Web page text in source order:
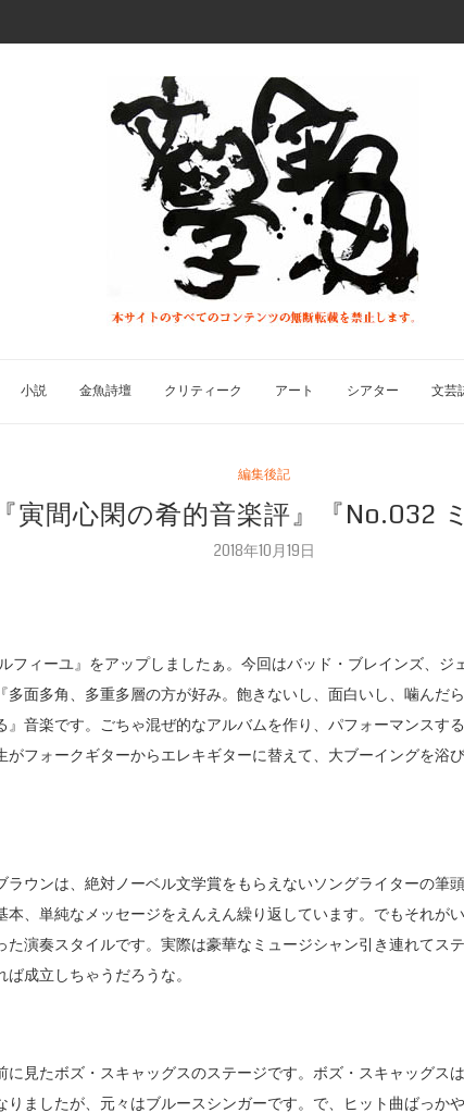
小説 金魚詩壇 クリティーク アート シアター 文芸
編集後記
寅間心閑の肴的音楽評』『No.032
2018年10月19日
フィーユ』をアップしましたぁ。今回はバッド・ブレインズ、ジ
面多角、多重多層の方が好み。飽きないし、面白いし、噛んだら
音楽です。ごちゃ混ぜ的なアルバムを作り、パフォーマンスする
フォークギターからエレキギターに替えて、大ブーイングを浴び
ウンは、絶対ノーベル文学賞をもらえないソングライターの筆頭
、単純なメッセージをえんえん繰り返しています。でもそれがい
演奏スタイルです。実際は豪華なミュージシャン引き連れてステ
成立しちゃうだろうな。
見たボズ・スキャッグスのステージです。ボズ・スキャッグスは
ましたが、元々はブルースシンガーです。で、ヒット曲ばっかや